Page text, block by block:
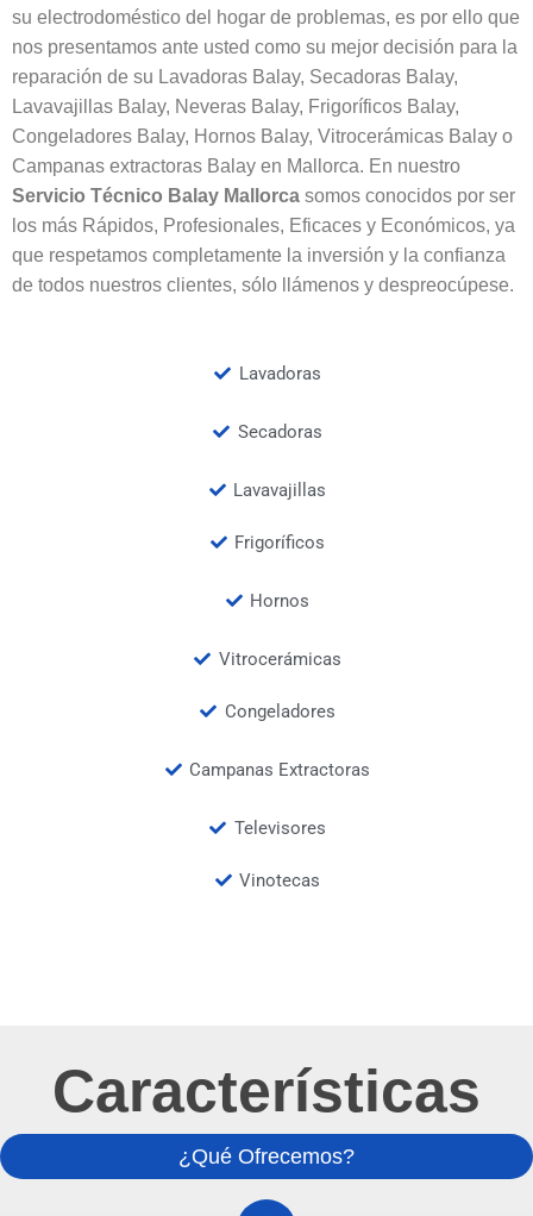
su electrodoméstico del hogar de problemas, es por ello que
nos presentamos ante usted como su mejor decisión para la
reparación de su Lavadoras Balay, Secadoras Balay,
Lavavajillas Balay, Neveras Balay, Frigoríficos Balay,
Congeladores Balay, Hornos Balay, Vitrocerámicas Balay o
Campanas extractoras Balay en Mallorca. En nuestro
Servicio Técnico Balay Mallorca somos conocidos por ser
los más Rápidos, Profesionales, Eficaces y Económicos, ya
que respetamos completamente la inversión y la confianza
de todos nuestros clientes, sólo llámenos y despreocúpese.
Lavadoras
Secadoras
Lavavajillas
Frigoríficos
Hornos
Vitrocerámicas
Congeladores
Campanas Extractoras
Televisores
Vinotecas
Características
¿Qué Ofrecemos?